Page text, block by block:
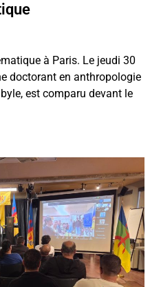
à Paris. Le jeudi 30
doctorant en anthropologie
est comparu devant le